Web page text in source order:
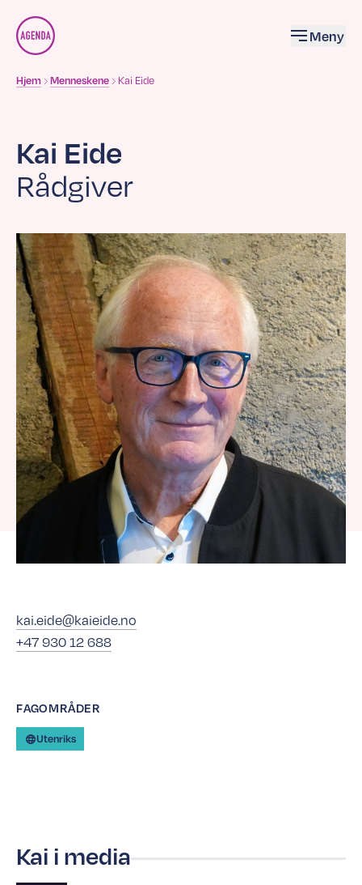
Åpne
Meny
Brødsmulesti
Hjem Menneskene Kai Eide
Kai Eide
Rådgiver
kai.eide@kaieide.no
+47 930 12 688
FAGOMRÅDER
Utenriks
Kai i media